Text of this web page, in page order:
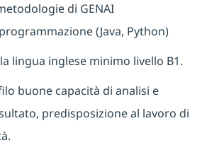
di GENAI
(Java, Python)
lingua inglese minimo livello B1.
buone capacità di analisi e
predisposizione al lavoro di